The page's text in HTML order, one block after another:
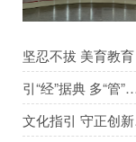
坚忍不拔 美育教育 相互协作 ...
引“经”据典 多“管”齐上—...
文化指引 守正创新——《家具...